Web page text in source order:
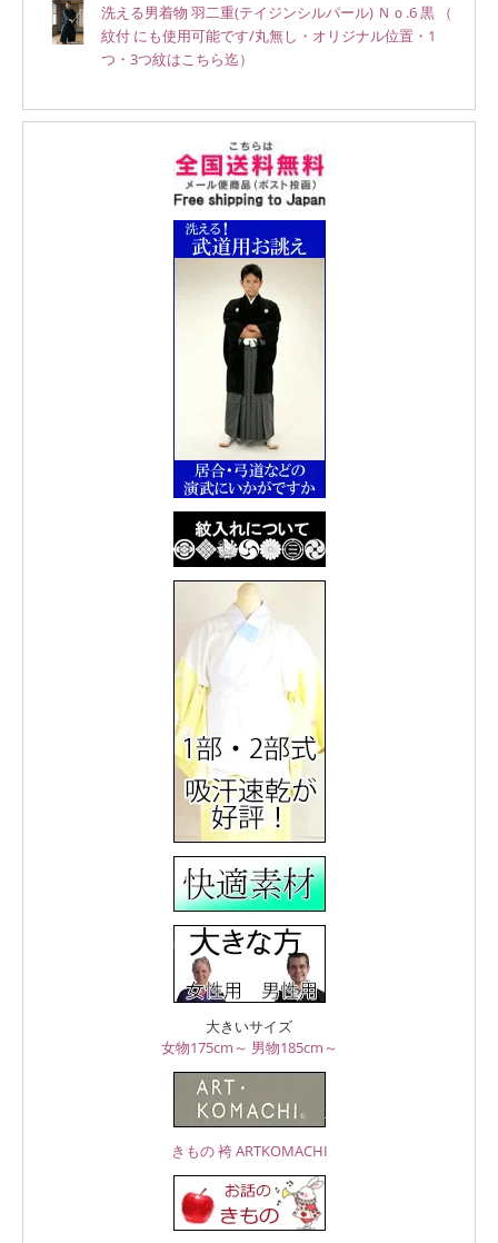
洗える男着物 羽二重(テイジンシルパール) Ｎｏ.6 黒 （
紋付 にも使用可能です/丸無し・オリジナル位置・1
つ・3つ紋はこちら迄）
大きいサイズ
女物175cm～ 男物185cm～
きもの 袴 ARTKOMACHI